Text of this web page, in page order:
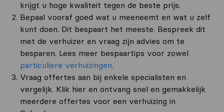
krijgt u hoge kwaliteit tegen de beste prijs.
Bepaal vooraf goed wat u meeneemt en wat u zelf
kunt doen. Dit bespaart het meeste. Bespreek dit
met de verhuizer en vraag zijn advies om te
besparen. Lees meer bespaartips voor zowel
particuliere verhuizingen.
Vraag offertes aan bij enkele specialisten en
vergelijk. Klik hier en ontvang snel en gemakkelijk
meerdere offertes voor een verhuizing in